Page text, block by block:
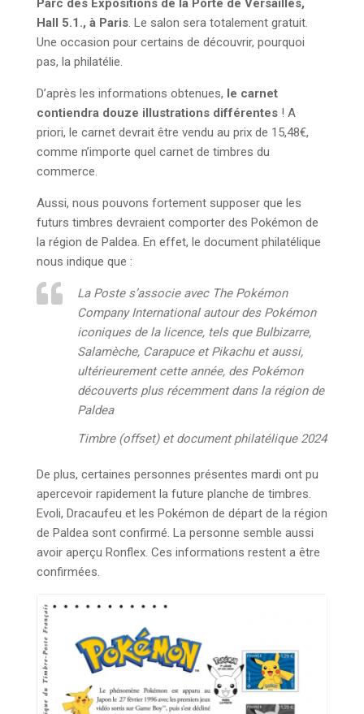
Parc des Expositions de la Porte de Versailles,
Hall 5.1., à Paris. Le salon sera totalement gratuit.
Une occasion pour certains de découvrir, pourquoi
pas, la philatélie.
D’après les informations obtenues, le carnet
contiendra douze illustrations différentes ! A
priori, le carnet devrait être vendu au prix de 15,48€,
comme n’importe quel carnet de timbres du
commerce.
Aussi, nous pouvons fortement supposer que les
futurs timbres devraient comporter des Pokémon de
la région de Paldea. En effet, le document philatélique
nous indique que :
La Poste s’associe avec The Pokémon
Company International autour des Pokémon
iconiques de la licence, tels que Bulbizarre,
Salamèche, Carapuce et Pikachu et aussi,
ultérieurement cette année, des Pokémon
découverts plus récemment dans la région de
Paldea
Timbre (offset) et document philatélique 2024
De plus, certaines personnes présentes mardi ont pu
apercevoir rapidement la future planche de timbres.
Evoli, Dracaufeu et les Pokémon de départ de la région
de Paldea sont confirmé. La personne semble aussi
avoir aperçu Ronflex. Ces informations restent a être
confirmées.